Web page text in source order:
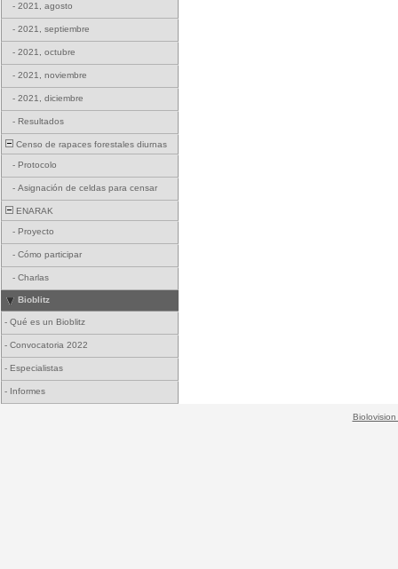
- 2021, agosto
- 2021, septiembre
- 2021, octubre
- 2021, noviembre
- 2021, diciembre
- Resultados
Censo de rapaces forestales diurnas
- Protocolo
- Asignación de celdas para censar
ENARAK
- Proyecto
- Cómo participar
- Charlas
Bioblitz
- Qué es un Bioblitz
- Convocatoria 2022
- Especialistas
- Informes
Biolovision